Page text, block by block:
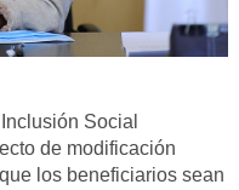
Social
de modificación
los beneficiarios sean